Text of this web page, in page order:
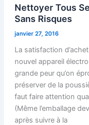
Nettoyer Tous
Sans Risques
janvier 27, 2016
La satisfaction
nouvel appareil
grande peur qu’on
préserver de la
faut faire attention
(Même l’emballage
après suivre à la